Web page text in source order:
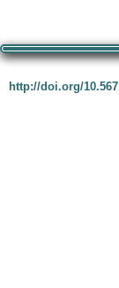
http://doi.org/